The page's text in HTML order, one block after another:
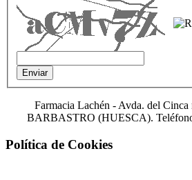
Farmacia Lachén -Avda. del Cinca
BARBASTRO (HUESCA).
Política de Cookies